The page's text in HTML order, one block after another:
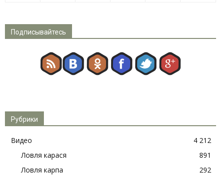
Подписывайтесь
Рубрики
Видео
4 212
Ловля карася
891
Ловля карпа
292